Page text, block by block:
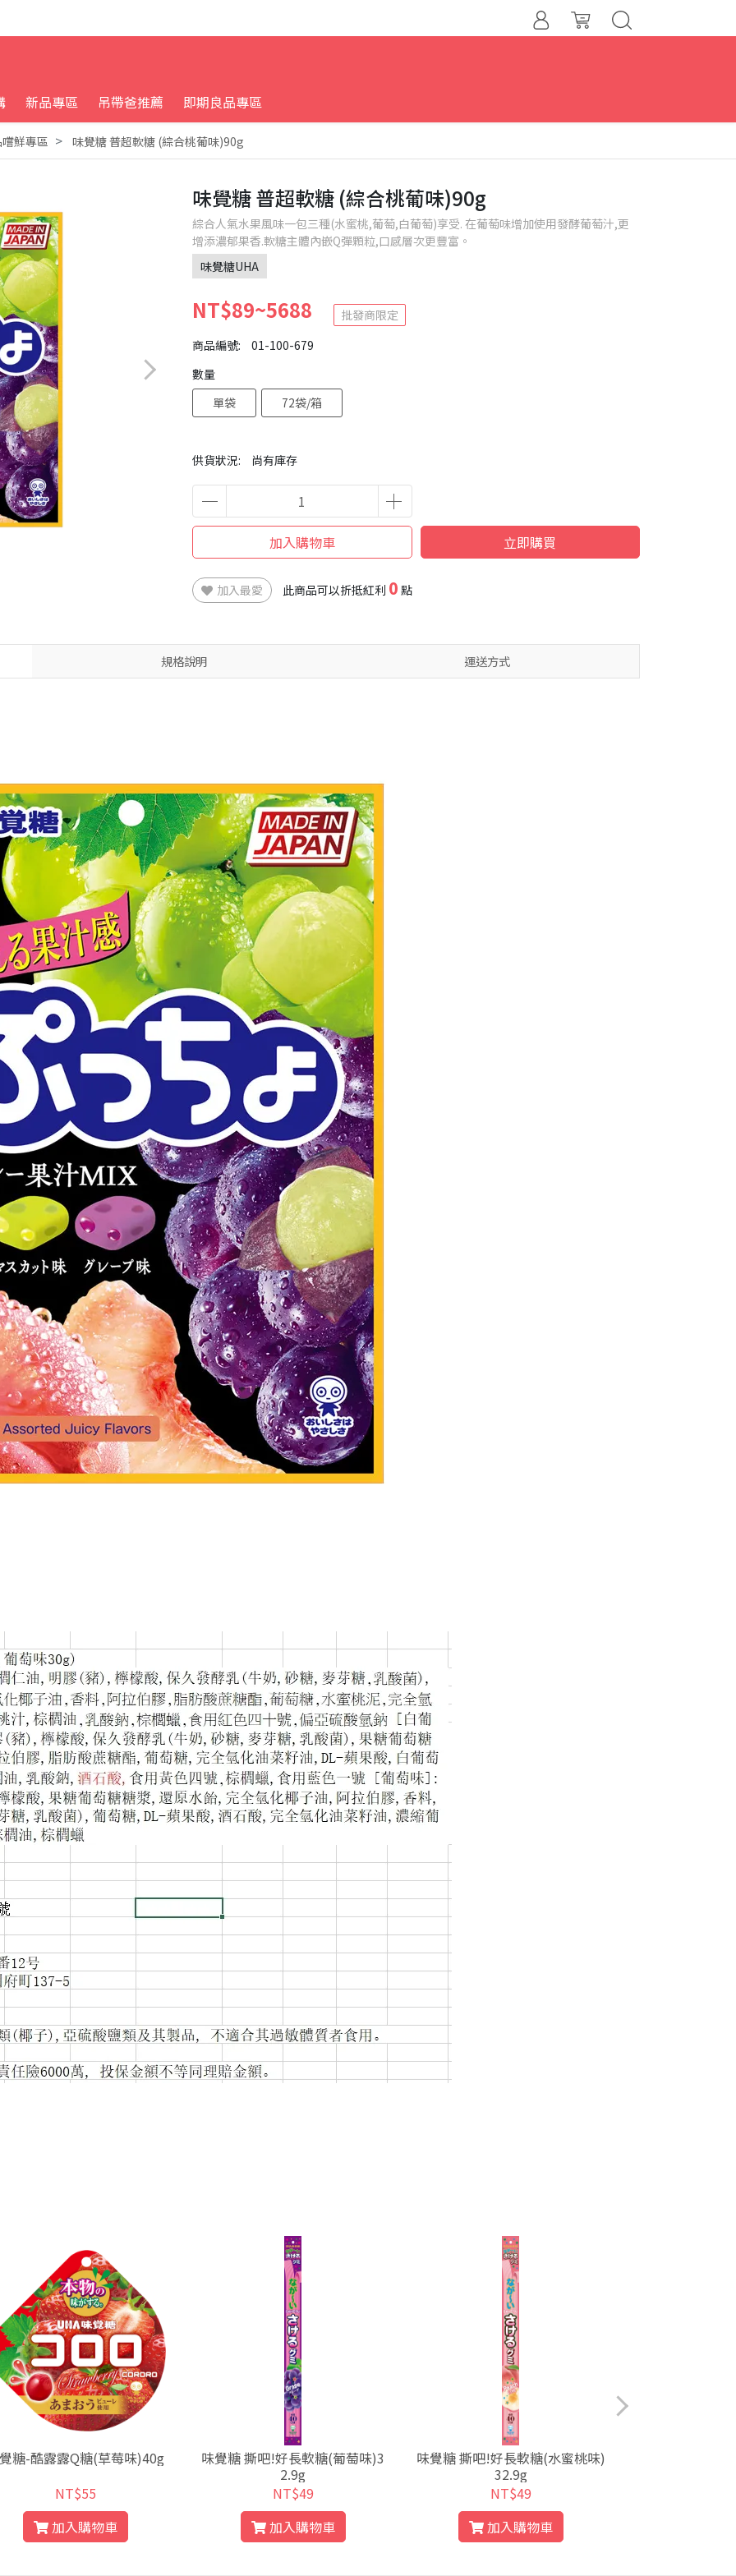
新品專區 吊帶爸推薦 即期良品專區
鮮專區 味覺糖 普超軟糖 (綜合桃葡味)90g
味覺糖 普超軟糖 (綜合桃葡味)90g
綜合人氣水果風味一包三種(水蜜桃,葡萄,白葡萄)享受. 在葡萄味增加使用發酵葡萄汁,更
增添濃郁果香.軟糖主體內嵌Q彈顆粒,口感層次更豐富。
味覺糖UHA
NT$89~5688
批發商限定
商品編號:
01-100-679
供貨狀況: 尚有庫存
數量
單袋
72袋/箱
加入購物車 立即購買
加入最愛 此商品可以折抵紅利 0 點
規格說明 運送方式
糖-酷露露Q糖(草莓味)40g
NT$55
加入購物車
味覺糖 撕吧!好長軟糖(葡萄味)3
2.9g
NT$49
加入購物車
味覺糖 撕吧!好長軟糖(水蜜桃味)
32.9g
NT$49
加入購物車